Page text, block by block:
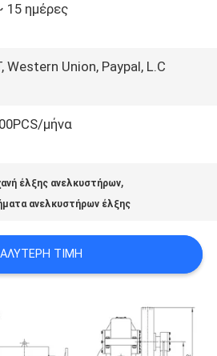
15 ημέρες
Western Union, Paypal, L.C
μήνα
έλξης ανελκυστήρων,
ανελκυστήρων έλξης
ΤΙΜΉ